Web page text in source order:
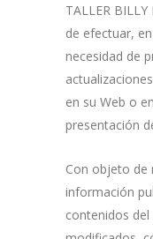
TALLER
de efectuar,
necesidad de
en su Web o
presentación
Con objeto de
información
contenidos